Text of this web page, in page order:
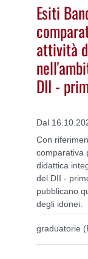
Esiti
attività
DII -
Dal
Con
comparativa
didattica
del DII -
pubblicano
degli idonei.
graduatorie